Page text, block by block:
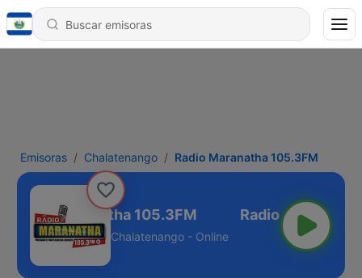
Emisoras Chalatenango Radio Maranatha 105.3FM
Radio Maranatha 105.3FM
Chalatenango - Online